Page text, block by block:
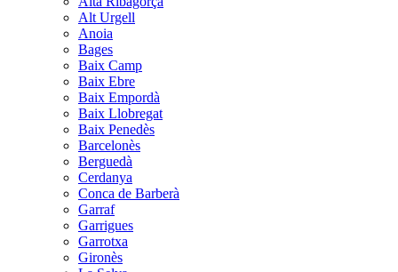
Alt Urgell
Anoia
Bages
Baix Camp
Baix Ebre
Baix Empordà
Baix Llobregat
Baix Penedès
Barcelonès
Berguedà
Cerdanya
Conca de Barberà
Garraf
Garrigues
Garrotxa
Gironès